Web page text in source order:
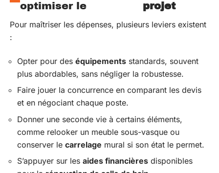
optimiser le
projet
Pour maîtriser les dépenses, plusieurs leviers existent
:
Opter pour des équipements standards, souvent
plus abordables, sans négliger la robustesse.
Faire jouer la concurrence en comparant les devis
et en négociant chaque poste.
Donner une seconde vie à certains éléments,
comme relooker un meuble sous-vasque ou
conserver le carrelage mural si son état le permet.
S’appuyer sur les aides financières disponibles